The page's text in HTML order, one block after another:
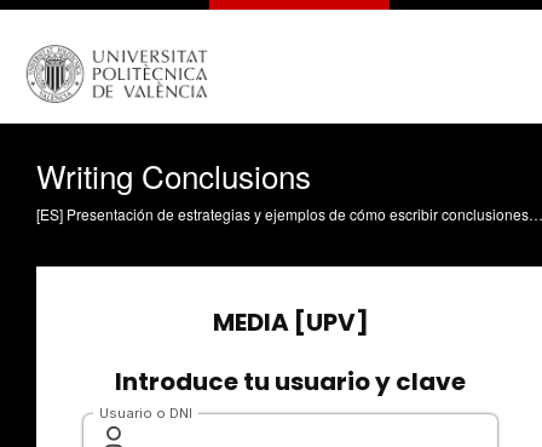
Writing Conclusions
[ES] Presentación de estrategias y ejemplos de cómo escribir conclusiones en inglés académico Seiz Ortiz, Rafael (2025). Writing Conclusions. https://riunet.upv.es/handle/10251/222909 DER